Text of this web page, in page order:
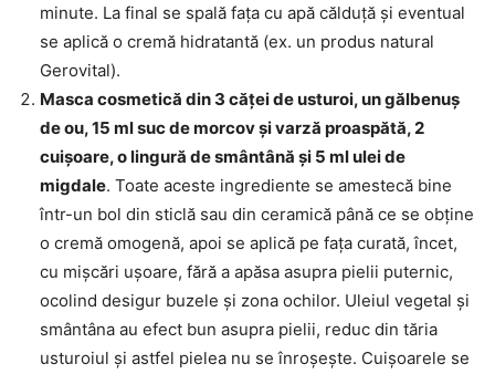
minute. La final se spală fața cu apă călduță și eventual
se aplică o cremă hidratantă (ex. un produs natural
Gerovital).
Masca cosmetică din 3 căței de usturoi, un gălbenuș
de ou, 15 ml suc de morcov și varză proaspătă, 2
cuișoare, o lingură de smântână și 5 ml ulei de
migdale. Toate aceste ingrediente se amestecă bine
într-un bol din sticlă sau din ceramică până ce se obține
o cremă omogenă, apoi se aplică pe fața curată, încet,
cu mișcări ușoare, fără a apăsa asupra pielii puternic,
ocolind desigur buzele și zona ochilor. Uleiul vegetal și
smântâna au efect bun asupra pielii, reduc din tăria
usturoiul și astfel pielea nu se înroșește. Cuișoarele se